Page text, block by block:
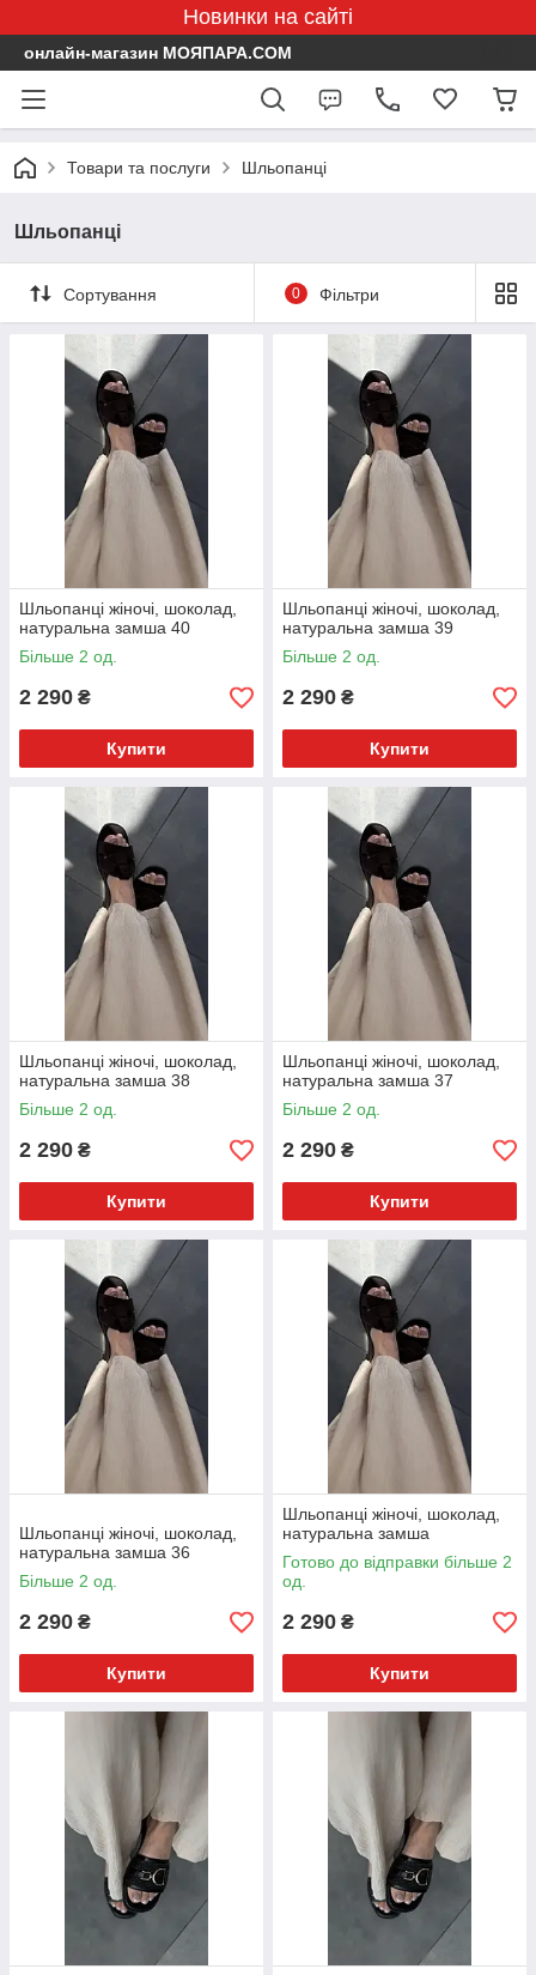
Новинки на сайті
онлайн-магазин МОЯПАРА.COM
Товари та послуги Шльопанці
Шльопанці
Сортування 0 Фільтри
Шльопанці жіночі, шоколад,
натуральна замша 40
Більше 2 од.
2 290 ₴
Купити
Шльопанці жіночі, шоколад,
натуральна замша 39
Більше 2 од.
2 290 ₴
Купити
Шльопанці жіночі, шоколад,
натуральна замша 38
Більше 2 од.
2 290 ₴
Купити
Шльопанці жіночі, шоколад,
натуральна замша 37
Більше 2 од.
2 290 ₴
Купити
Шльопанці жіночі, шоколад,
натуральна замша 36
Більше 2 од.
2 290 ₴
Купити
Шльопанці жіночі, шоколад,
натуральна замша
Готово до відправки більше 2
од.
2 290 ₴
Купити